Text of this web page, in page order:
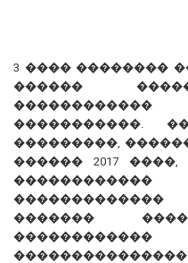
3 ���� ��������
������
�����������.
���������,
������ 2017
�������
������������